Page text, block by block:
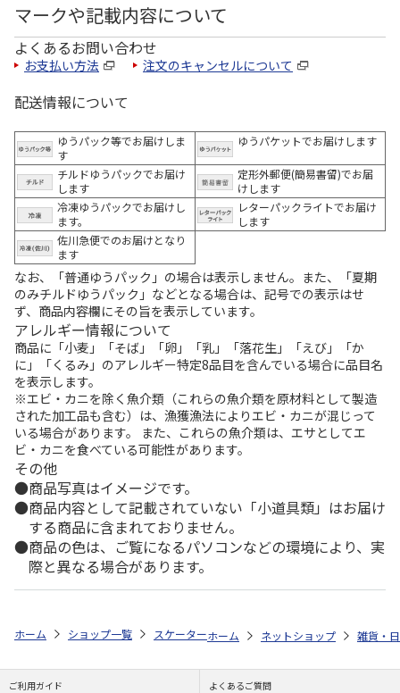
マークや記載内容について
よくあるお問い合わせ
お支払い方法 注文のキャンセルについて
配送情報について
ゆうパック等でお届けしま
す
ゆうパケットでお届けします
チルドゆうパックでお届け
します
定形外郵便(簡易書留)でお届
けします
冷凍ゆうパックでお届けし
ます。
レターパックライトでお届け
します
佐川急便でのお届けとなり
ます
なお、「普通ゆうパック」の場合は表示しません。また、「夏期
のみチルドゆうパック」などとなる場合は、記号での表示はせ
ず、商品内容欄にその旨を表示しています。
アレルギー情報について
商品に「小麦」「そば」「卵」「乳」「落花生」「えび」「か
に」「くるみ」のアレルギー特定8品目を含んでいる場合に品目名
を表示します。
※エビ・カニを除く魚介類（これらの魚介類を原材料として製造
された加工品も含む）は、漁獲漁法によりエビ・カニが混じって
いる場合があります。 また、これらの魚介類は、エサとしてエ
ビ・カニを食べている可能性があります。
その他
商品写真はイメージです。
商品内容として記載されていない「小道具類」はお届け
する商品に含まれておりません。
商品の色は、ご覧になるパソコンなどの環境により、実
際と異なる場合があります。
ホーム ショップ一覧 スケーター ステンレスワンタッチボトル
ホーム ネットショップ 雑貨・
ご利用ガイド よくあるご質問